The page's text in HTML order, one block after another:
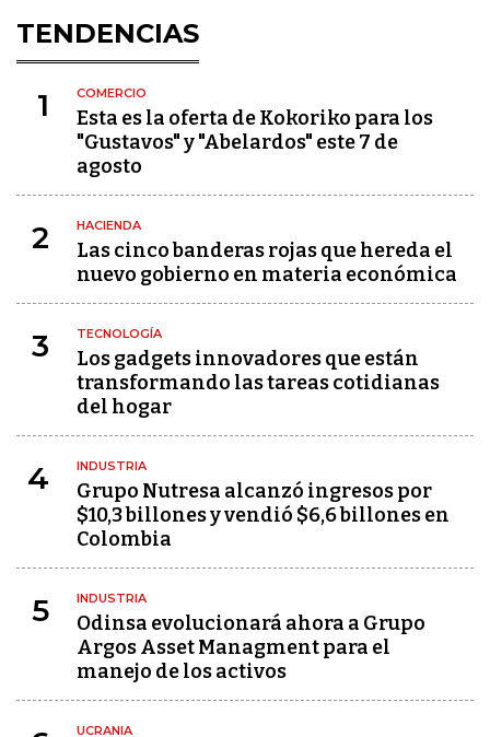
TENDENCIAS
1 COMERCIO
Esta es la oferta de Kokoriko para los
"Gustavos" y "Abelardos" este 7 de
agosto
2 HACIENDA
Las cinco banderas rojas que hereda el
nuevo gobierno en materia económica
3 TECNOLOGÍA
Los gadgets innovadores que están
transformando las tareas cotidianas
del hogar
4 INDUSTRIA
Grupo Nutresa alcanzó ingresos por
$10,3 billones y vendió $6,6 billones en
Colombia
5 INDUSTRIA
Odinsa evolucionará ahora a Grupo
Argos Asset Managment para el
manejo de los activos
UCRANIA